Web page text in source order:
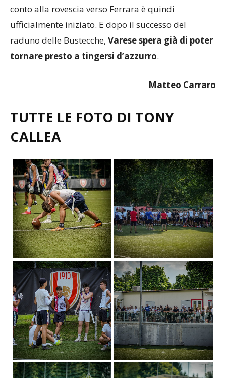
ufficialmente iniziato. E dopo il successo del
raduno delle Bustecche,Varese spera già di poter
tornare presto a tingersi d’azzurro.
CALLEA